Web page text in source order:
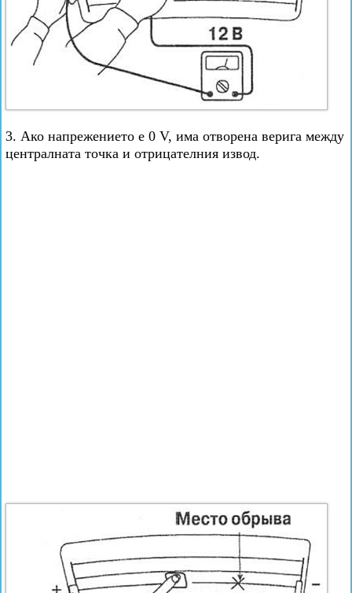
3. Ако напрежението е 0 V, има отворена верига между
централната точка и отрицателния извод.